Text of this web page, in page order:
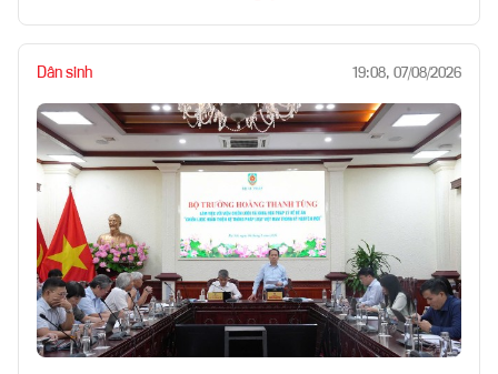
Dân sinh 19:08, 07/08/2026